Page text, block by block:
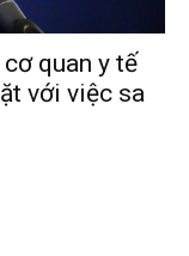
quan y tế
với việc sa